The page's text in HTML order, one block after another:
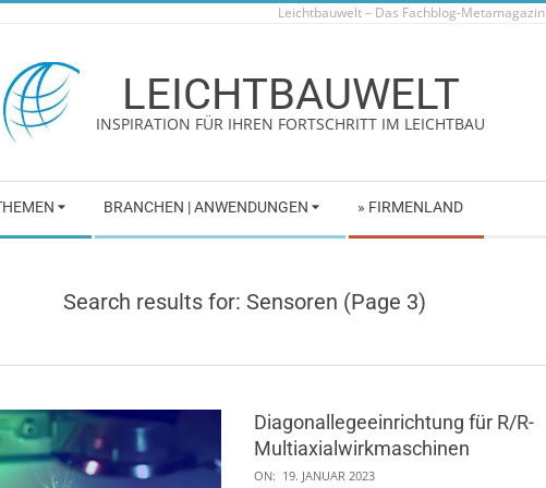
Leichtbauwelt – Das Fachblog-Metamagazin
LEICHTBAUWELT
INSPIRATION FÜR IHREN FORTSCHRITT IM LEICHTBAU
BRANCHEN | ANWENDUNGEN » FIRMENLAND
Search results for: Sensoren (Page 3)
Diagonallegeeinrichtung für R/R-
Multiaxialwirkmaschinen
2023-
ON: 19. JANUAR 2023